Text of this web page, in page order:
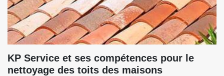
KP Service et ses compétences pour le
nettoyage des toits des maisons